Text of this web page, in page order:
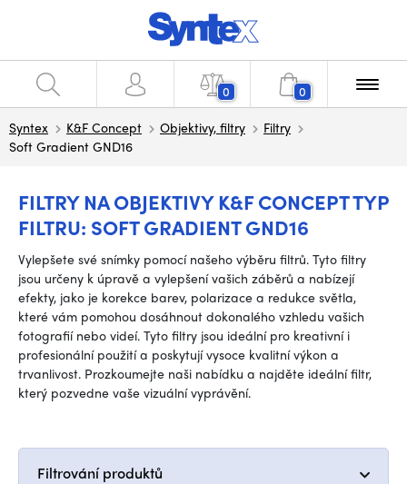
0 0
Syntex K&F Concept Objektivy, filtry
Filtry
Soft Gradient GND16
FILTRY NA OBJEKTIVY K&F CONCEPT TYP
FILTRU: SOFT GRADIENT GND16
Vylepšete své snímky pomocí našeho výběru filtrů. Tyto filtry
jsou určeny k úpravě a vylepšení vašich záběrů a nabízejí
efekty, jako je korekce barev, polarizace a redukce světla,
které vám pomohou dosáhnout dokonalého vzhledu vašich
fotografií nebo videí. Tyto filtry jsou ideální pro kreativní i
profesionální použití a poskytují vysoce kvalitní výkon a
trvanlivost. Prozkoumejte naši nabídku a najděte ideální filtr,
který pozvedne vaše vizuální vyprávění.
Filtrování produktů